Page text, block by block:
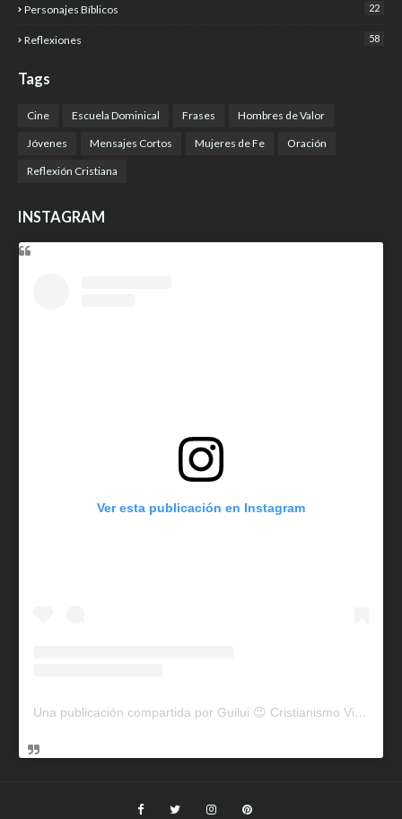
Personajes Bíblicos 22
Reflexiones 58
Tags
Cine Escuela Dominical Frases Hombres de Valor
Jóvenes Mensajes Cortos Mujeres de Fe Oración
Reflexión Cristiana
INSTAGRAM
Ver esta publicación en Instagram
Una publicación compartida por Guilui 😉 Cristianismo Viral (@guiluiviral)